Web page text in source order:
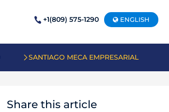
+1(809) 575-1290 ENGLISH
SANTIAGO MECA EMPRESARIAL
Share this article